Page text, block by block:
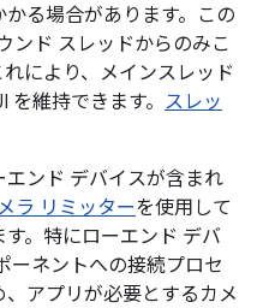
る場合があります。この
ンド スレッドからのみこ
により、メインスレッド
維持できます。 スレッ
ンド デバイスが含まれ
ラ リミッターを使用して
。特にローエンド デバ
ーネントへの接続プロセ
アプリが必要とするカメ